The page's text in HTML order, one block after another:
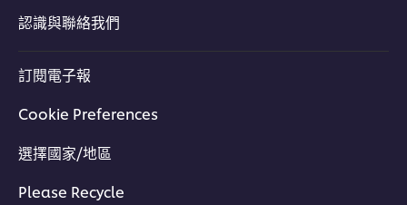
認識與聯絡我們
訂閱電子報
Cookie Preferences
選擇國家/地區
Please Recycle